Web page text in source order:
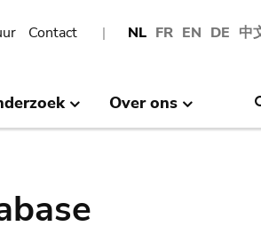
NL FR EN DE 中
Contact
Over ons